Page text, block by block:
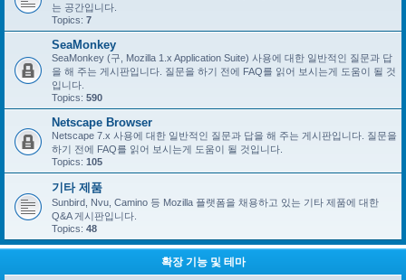
는 공간입니다.
Topics: 7
SeaMonkey
SeaMonkey (구, Mozilla 1.x Application Suite) 사용에 대한 일반적인 질문과 답
을 해 주는 게시판입니다. 질문을 하기 전에 FAQ를 읽어 보시는게 도움이 될 것
입니다.
Topics: 590
Netscape Browser
Netscape 7.x 사용에 대한 일반적인 질문과 답을 해 주는 게시판입니다. 질문을
하기 전에 FAQ를 읽어 보시는게 도움이 될 것입니다.
Topics: 105
기타 제품
Sunbird, Nvu, Camino 등 Mozilla 플랫폼을 채용하고 있는 기타 제품에 대한
Q&A 게시판입니다.
Topics: 48
확장 기능 및 테마